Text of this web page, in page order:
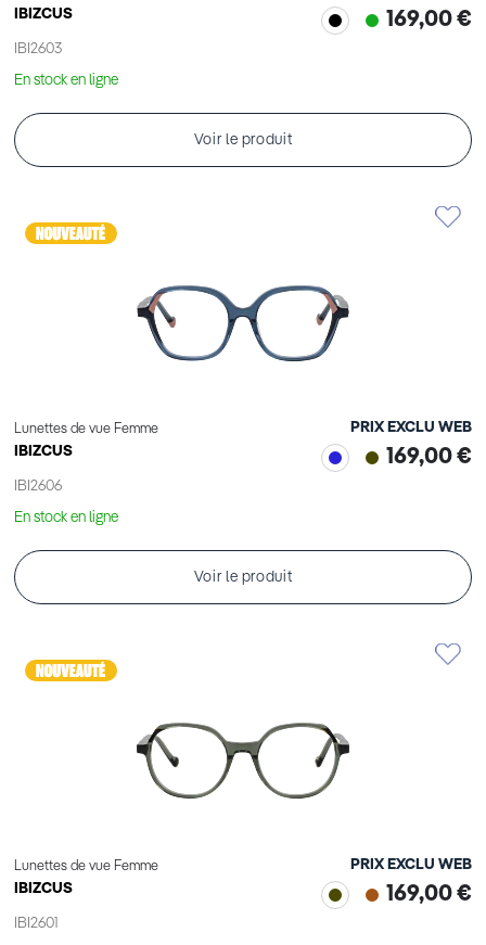
IBIZCUS
IBI2603
169,00 €
En stock en ligne
Voir le produit
Lunettes de vue Femme
IBIZCUS
IBI2606
PRIX EXCLU WEB
169,00 €
En stock en ligne
Voir le produit
Lunettes de vue Femme
IBIZCUS
IBI2601
PRIX EXCLU WEB
169,00 €